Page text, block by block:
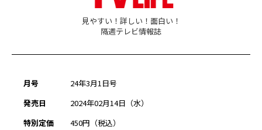
見やすい！詳しい！面白い！
隔週テレビ情報誌
月号
24年3月1日号
発売日
2024年02月14日（水）
特別定価
450円（税込）